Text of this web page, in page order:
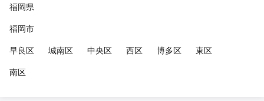
福岡県
福岡市
早良区
城南区 中央区 西区 博多区
東区
南区